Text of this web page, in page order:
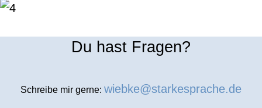
Du hast Fragen?
Schreibe mir gerne: wiebke@starkesprache.de